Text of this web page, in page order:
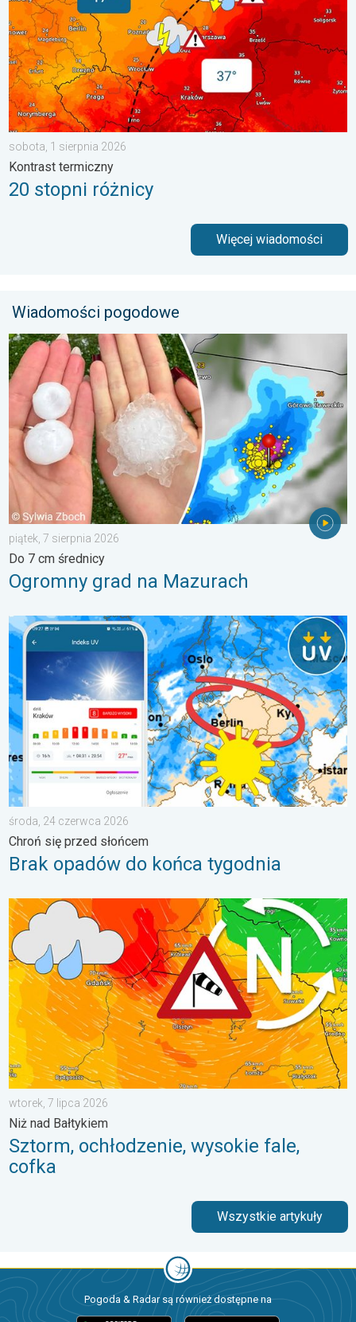
sobota, 1 sierpnia 2026
Kontrast termiczny
20 stopni różnicy
Więcej wiadomości
Wiadomości pogodowe
Ogromny grad na Mazurach. Do 7 cm średnicy. . . piątek, 7
piątek, 7 sierpnia 2026
Do 7 cm średnicy
Ogromny grad na Mazurach
Brak opadów do końca tygodnia. Chroń się przed słońcem. .
środa, 24 czerwca 2026
Chroń się przed słońcem
Brak opadów do końca tygodnia
Sztorm, ochłodzenie, wysokie fale, cofka. Niż nad Bałtykiem.
wtorek, 7 lipca 2026
Niż nad Bałtykiem
Sztorm, ochłodzenie, wysokie fale,
cofka
Wszystkie artykuły
Pogoda & Radar są również dostępne na